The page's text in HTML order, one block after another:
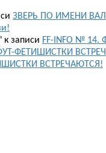
ЗВЕРЬ ПО ИМЕНИ
к записи FF-INFO №
ФЕТИШИСТКИ
ВСТРЕЧАЮТСЯ!